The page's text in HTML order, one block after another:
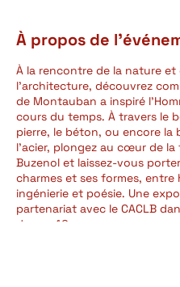
À propos de
À la rencontre de la nature et
l’architecture, découvrez
de Montauban a inspiré
cours du temps. À travers le
pierre, le béton, ou encore la
l’acier, plongez au cœur de
Buzenol et laissez-vous
charmes et ses formes, entre
ingénierie et poésie. Une
partenariat avec le CACLB
de ses 40 ans, avec une œuvre